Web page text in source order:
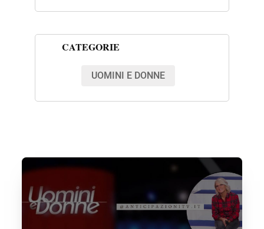
CATEGORIE
UOMINI E DONNE